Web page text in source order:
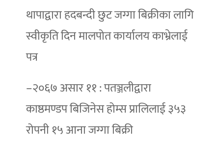
थापाद्वारा हदबन्दी छुट जग्गा बिक्रीका लागि
स्वीकृति दिन मालपोत कार्यालय काभ्रेलाई
पत्र
–२०६७ असार ११ : पतञ्जलीद्वारा
काष्ठमण्डप बिजिनेस होम्स प्रालिलाई ३५३
रोपनी १५ आना जग्गा बिक्री